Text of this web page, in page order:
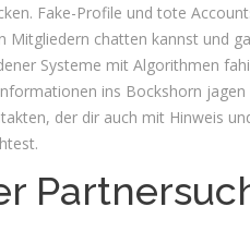
Fake-Profile und tote
chatten kannst und
Systeme mit Algorithmen
ins Bockshorn jagen
der dir auch mit Hinweis